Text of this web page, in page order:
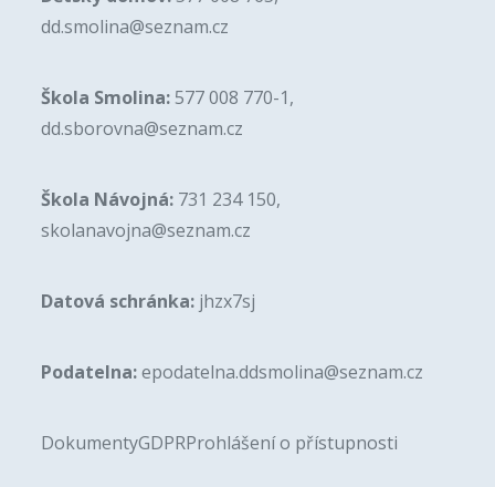
dd.smolina@seznam.cz
Škola Smolina:577 008 770-1,
dd.sborovna@seznam.cz
Škola Návojná: 731 234 150,
skolanavojna@seznam.cz
Datová schránka: jhzx7sj
Podatelna:epodatelna.ddsmolina@seznam.cz
DokumentyGDPRProhlášení o přístupnosti